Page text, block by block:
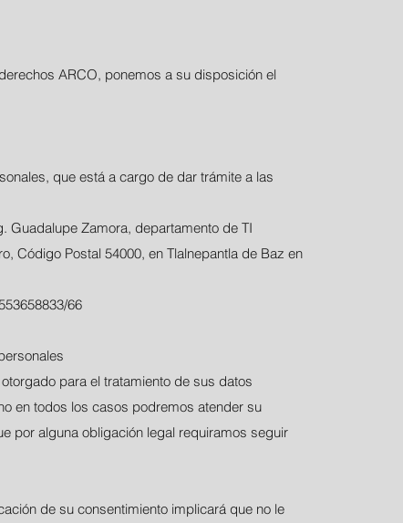
ARCO, ponemos a su disposición el
que está a cargo de dar trámite a las
Guadalupe Zamora, departamento de TI
Código Postal 54000, en Tlalnepantla de Baz en
66
para el tratamiento de sus datos
en todos los casos podremos atender su
por alguna obligación legal requiramos seguir
de su consentimiento implicará que no le